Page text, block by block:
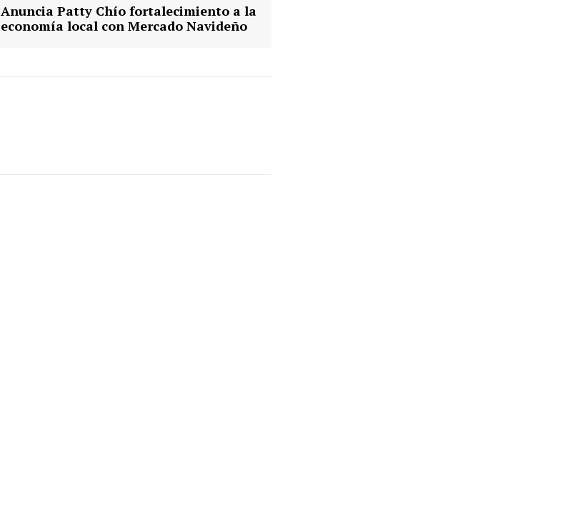
Anuncia Patty Chío fortalecimiento a la
economía local con Mercado Navideño